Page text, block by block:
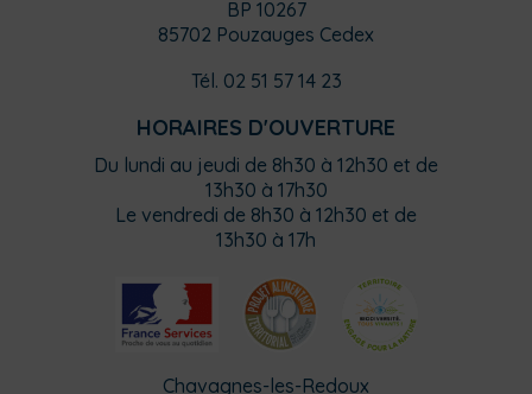
BP 10267
85702 Pouzauges Cedex
Tél. 02 51 57 14 23
HORAIRES D'OUVERTURE
Du lundi au jeudi de 8h30 à 12h30 et de
13h30 à 17h30
Le vendredi de 8h30 à 12h30 et de
13h30 à 17h
Chavagnes-les-Redoux